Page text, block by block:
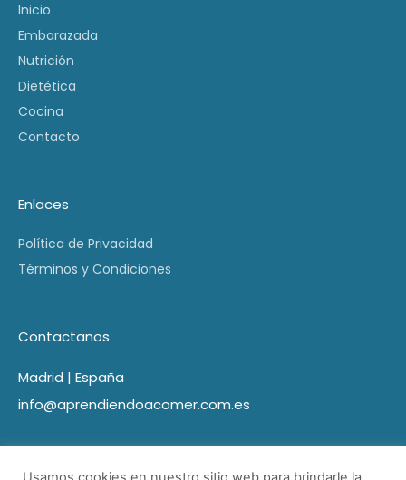
Inicio
Embarazada
Nutrición
Dietética
Cocina
Contacto
Enlaces
Política de Privacidad
Términos y Condiciones
Contactanos
Madrid | España
info@aprendiendoacomer.com.es